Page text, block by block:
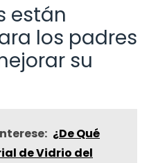
están
los padres
su
¿De Qué
de Vidrio del